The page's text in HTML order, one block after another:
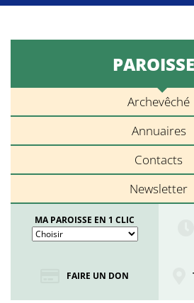
Archevêché
Annuaires
Contacts
Newsletter
MA PAROISSE EN 1 CLIC
FAIRE UN DON